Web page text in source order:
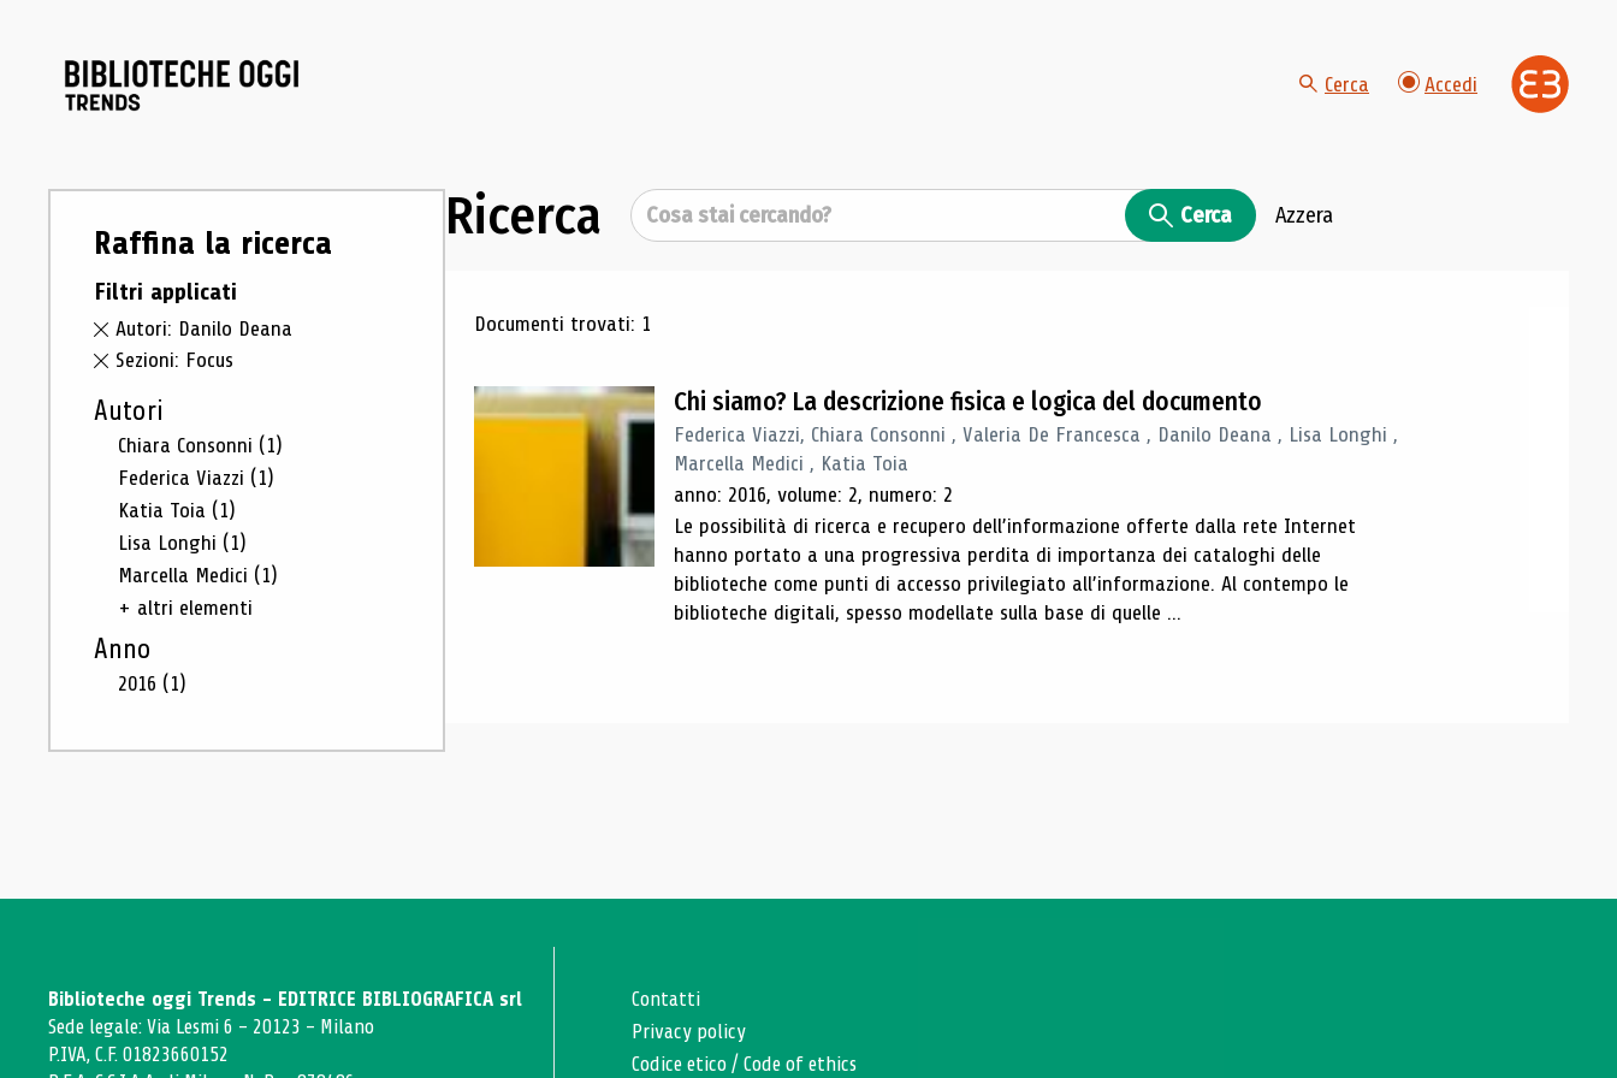
Cerca Accedi
Raffina la ricerca
Filtri applicati
Autori: Danilo Deana
Sezioni: Focus
Autori
Chiara Consonni (1)
Federica Viazzi (1)
Katia Toia (1)
Lisa Longhi (1)
Marcella Medici (1)
+ altri elementi
Anno
2016 (1)
Ricerca Cerca Cerca Azzera
Risultati di ricerca
Documenti trovati: 1
Chi siamo? La descrizione fisica e logica del documento
Federica Viazzi, Chiara Consonni , Valeria De Francesca , Danilo Deana , Lisa Longhi ,
Marcella Medici , Katia Toia
anno: 2016, volume: 2, numero: 2
Le possibilità di ricerca e recupero dell’informazione offerte dalla rete Internet
hanno portato a una progressiva perdita di importanza dei cataloghi delle
biblioteche come punti di accesso privilegiato all’informazione. Al contempo le
biblioteche digitali, spesso modellate sulla base di quelle ...
Biblioteche oggi Trends - EDITRICE BIBLIOGRAFICA srl
Sede legale: Via Lesmi 6 - 20123 - Milano
P.IVA, C.F. 01823660152
Contatti
Privacy policy
Codice etico /Code of ethics